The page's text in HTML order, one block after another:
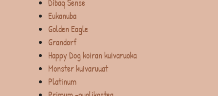
Dibaq Sense
Eukanuba
Golden Eagle
Grandorf
Happy Dog koiran kuivaruoka
Monster kuivaruuat
Platinum